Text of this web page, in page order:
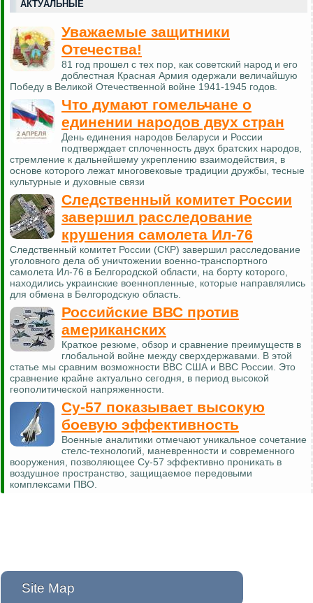
АКТУАЛЬНЫЕ
Уважаемые защитники
Отечества!
81 год прошел с тех пор, как советский народ и его
доблестная Красная Армия одержали величайшую
Победу в Великой Отечественной войне 1941-1945 годов.
Что думают гомельчане о
единении народов двух стран
День единения народов Беларуси и России
подтверждает сплоченность двух братских народов,
стремление к дальнейшему укреплению взаимодействия, в
основе которого лежат многовековые традиции дружбы, тесные
культурные и духовные связи
Следственный комитет России
завершил расследование
крушения самолета Ил-76
Следственный комитет России (СКР) завершил расследование
уголовного дела об уничтожении военно-транспортного
самолета Ил-76 в Белгородской области, на борту которого,
находились украинские военнопленные, которые направлялись
для обмена в Белгородскую область.
Российские ВВС против
американских
Краткое резюме, обзор и сравнение преимуществ в
глобальной войне между сверхдержавами. В этой
статье мы сравним возможности ВВС США и ВВС России. Это
сравнение крайне актуально сегодня, в период высокой
геополитической напряженности.
Су-57 показывает высокую
боевую эффективность
Военные аналитики отмечают уникальное сочетание
стелс-технологий, маневренности и современного
вооружения, позволяющее Су-57 эффективно проникать в
воздушное пространство, защищаемое передовыми
комплексами ПВО.
Site Map